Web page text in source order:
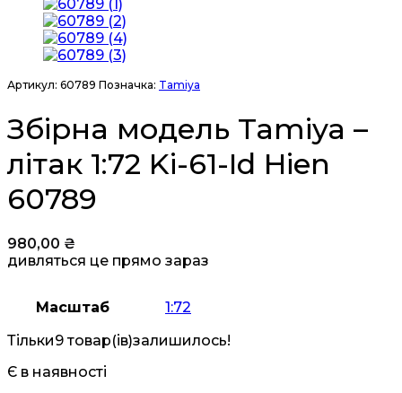
Артикул: 60789 Позначка: Tamiya
Збірна модель Tamiya –
літак 1:72 Ki-61-Id Hien
60789
980,00 ₴
дивляться це прямо зараз
Масштаб
1:72
Тільки9 товар(ів)залишилось!
Є в наявності